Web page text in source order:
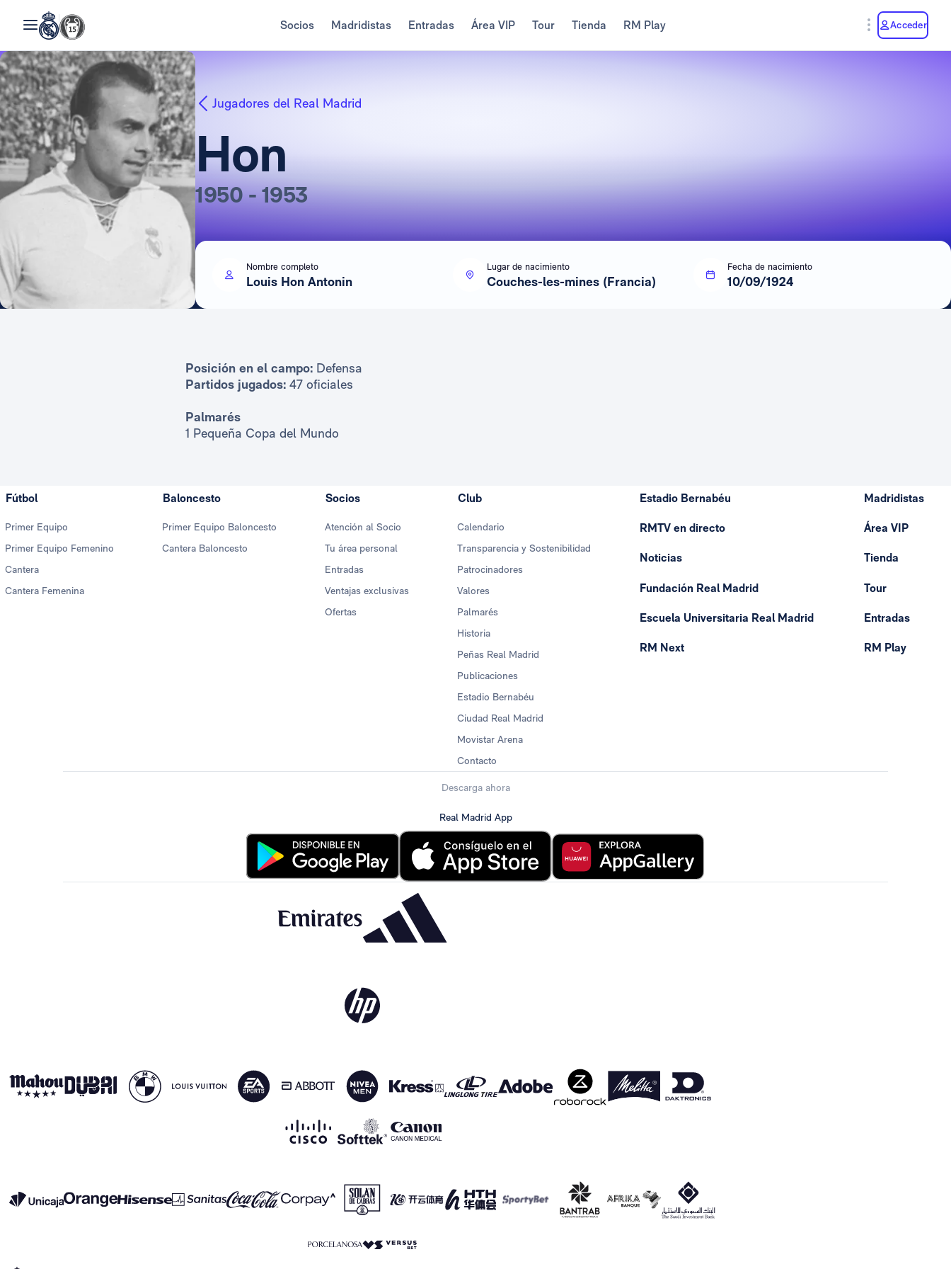
Socios Madridistas Entradas Área VIP Tour Tienda RM Play Acceder
Jugadores del Real Madrid
Hon
1950 - 1953
Nombre completo
Louis Hon Antonin
Lugar de nacimiento
Couches-les-mines (Francia)
Fecha de nacimiento
10/09/1924
Posición en el campo:Defensa
Partidos jugados:47 oficiales
Palmarés
1 Pequeña Copa del Mundo
Fútbol
Primer Equipo
Primer Equipo Femenino
Cantera
Cantera Femenina
Baloncesto
Primer Equipo Baloncesto
Cantera Baloncesto
Socios
Atención al Socio
Tu área personal
Entradas
Ventajas exclusivas
Ofertas
Club
Calendario
Transparencia y Sostenibilidad
Patrocinadores
Valores
Palmarés
Historia
Peñas Real Madrid
Publicaciones
Estadio Bernabéu
Ciudad Real Madrid
Movistar Arena
Contacto
Estadio Bernabéu
RMTV en directo
Noticias
Fundación Real Madrid
Escuela Universitaria Real Madrid
RM Next
Madridistas
Área VIP
Tienda
Tour
Entradas
RM Play
Descarga ahora
Real Madrid App